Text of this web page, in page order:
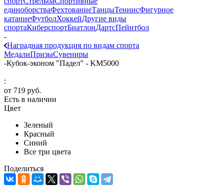
единоборстваФехтованиеТанцыТеннисФигурное
катаниеФутболХоккейДругие виды
спортаКиберспортБиатлонДартсПейнтбол
-
Наградная продукция по видам спорта
МедалиПризыСувениры
-Кубок-эконом "Падел" - KM5000
:
от 719 руб.
Есть в наличии
Цвет
Зеленый
Красный
Синий
Все три цвета
Поделиться